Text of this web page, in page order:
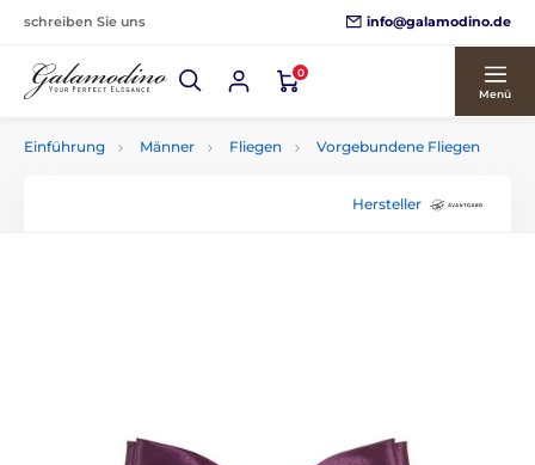
schreiben Sie uns info@galamodino.de
0
Menü
Einführung Männer Fliegen Vorgebundene Fliegen
Hersteller